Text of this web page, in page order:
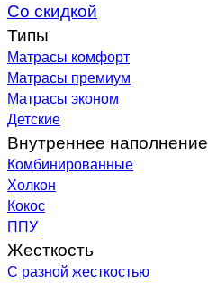
Со скидкой
Типы
Матрасы комфорт
Матрасы премиум
Матрасы эконом
Детские
Внутреннее наполнение
Комбинированные
Холкон
Кокос
ППУ
Жесткость
С разной жесткостью